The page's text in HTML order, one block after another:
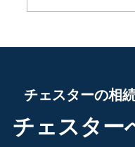
チェスターの相
チェスター